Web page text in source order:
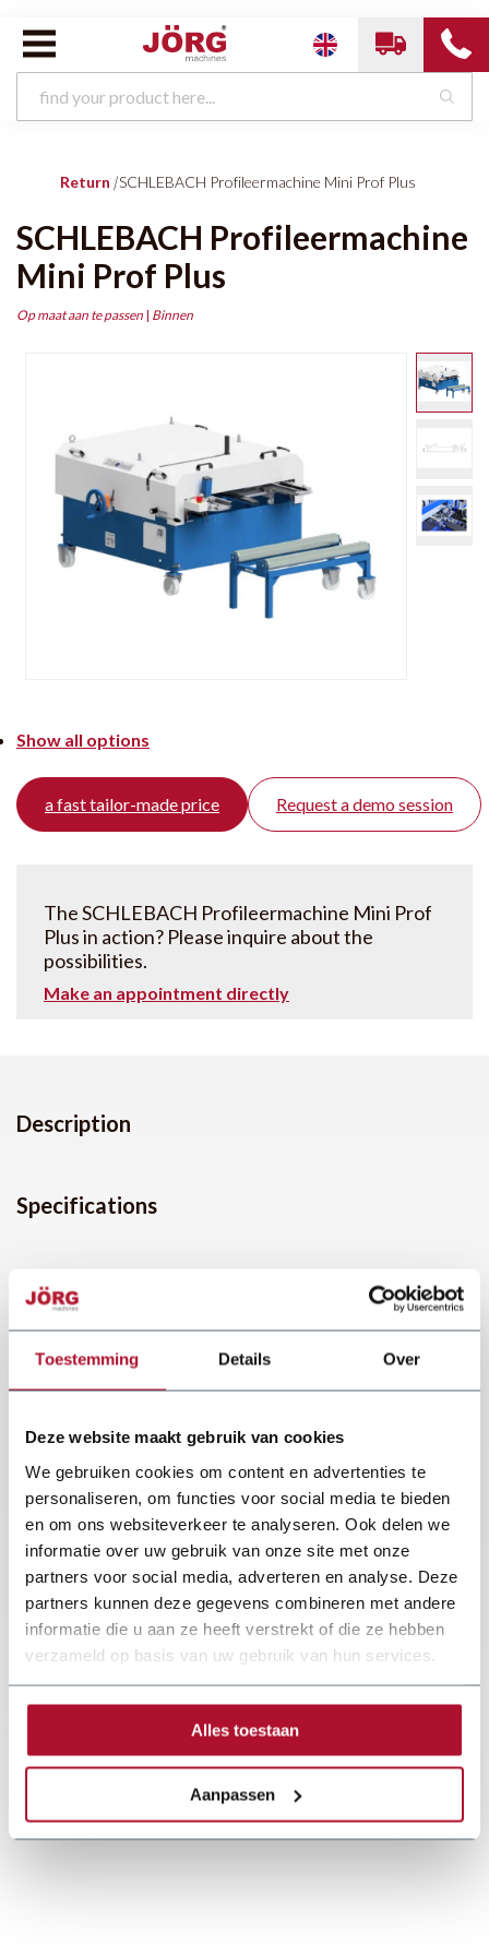
Toestemming Details Over
Deze website maakt gebruik van cookies
We gebruiken cookies om content en advertenties te
personaliseren, om functies voor social media te bieden
en om ons websiteverkeer te analyseren. Ook delen we
informatie over uw gebruik van onze site met onze
partners voor social media, adverteren en analyse. Deze
partners kunnen deze gegevens combineren met andere
informatie die u aan ze heeft verstrekt of die ze hebben
verzameld op basis van uw gebruik van hun services.
Alles toestaan
Aanpassen
Return |SCHLEBACH Profileermachine Mini Prof Plus
SCHLEBACH Profileermachine
Mini Prof Plus
Op maat aan te passen | Binnen
Show all options
a fast tailor-made price Request a demo session
The SCHLEBACH Profileermachine Mini Prof
Plus in action? Please inquire about the
possibilities.
Make an appointment directly
Description
Specifications